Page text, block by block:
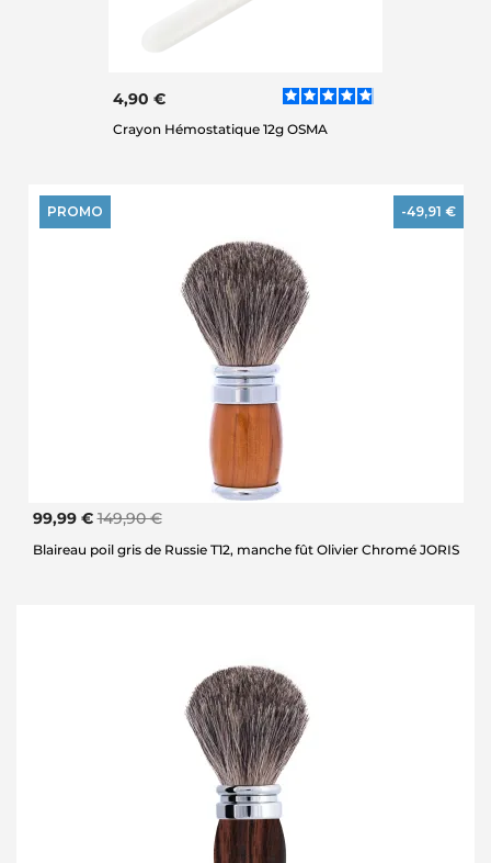
4,90 €
Crayon Hémostatique 12g OSMA
PROMO -49,91 €
99,99 €149,90 €
Blaireau poil gris de Russie T12, manche fût Olivier Chromé JORIS